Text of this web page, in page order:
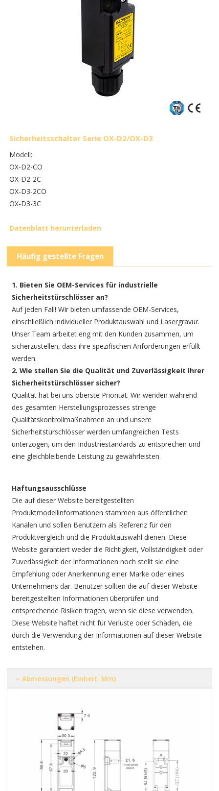
Sicherheitsschalter Serie OX-D2/OX-D3
Modell:
OX-D2-CO
OX-D2-2C
OX-D3-2CO
OX-D3-3C
Datenblatt herunterladen
Häufig gestellte Fragen
1. Bieten Sie OEM-Services für industrielle
Sicherheitstürschlösser an?
Auf jeden Fall! Wir bieten umfassende OEM-Services,
einschließlich individueller Produktauswahl und Lasergravur.
Unser Team arbeitet eng mit den Kunden zusammen, um
sicherzustellen, dass ihre spezifischen Anforderungen erfüllt
werden.
2. Wie stellen Sie die Qualität und Zuverlässigkeit Ihrer
Sicherheitstürschlösser sicher?
Qualität hat bei uns oberste Priorität. Wir wenden während
des gesamten Herstellungsprozesses strenge
Qualitätskontrollmaßnahmen an und unsere
Sicherheitstürschlösser werden umfangreichen Tests
unterzogen, um den Industriestandards zu entsprechen und
eine gleichbleibende Leistung zu gewährleisten.
Haftungsausschlüsse
Die auf dieser Website bereitgestellten
Produktmodellinformationen stammen aus öffentlichen
Kanälen und sollen Benutzern als Referenz für den
Produktvergleich und die Produktauswahl dienen. Diese
Website garantiert weder die Richtigkeit, Vollständigkeit oder
Zuverlässigkeit der Informationen noch stellt sie eine
Empfehlung oder Anerkennung einer Marke oder eines
Unternehmens dar. Benutzer sollten die auf dieser Website
bereitgestellten Informationen überprüfen und
entsprechende Risiken tragen, wenn sie diese verwenden.
Diese Website haftet nicht für Verluste oder Schäden, die
durch die Verwendung der Informationen auf dieser Website
entstehen.
Abmessungen (Einheit: Mm)